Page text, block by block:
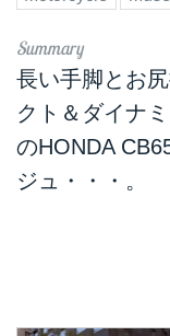
長い手脚とお
クト＆ダイナ
のHONDA
ジュ・・・。